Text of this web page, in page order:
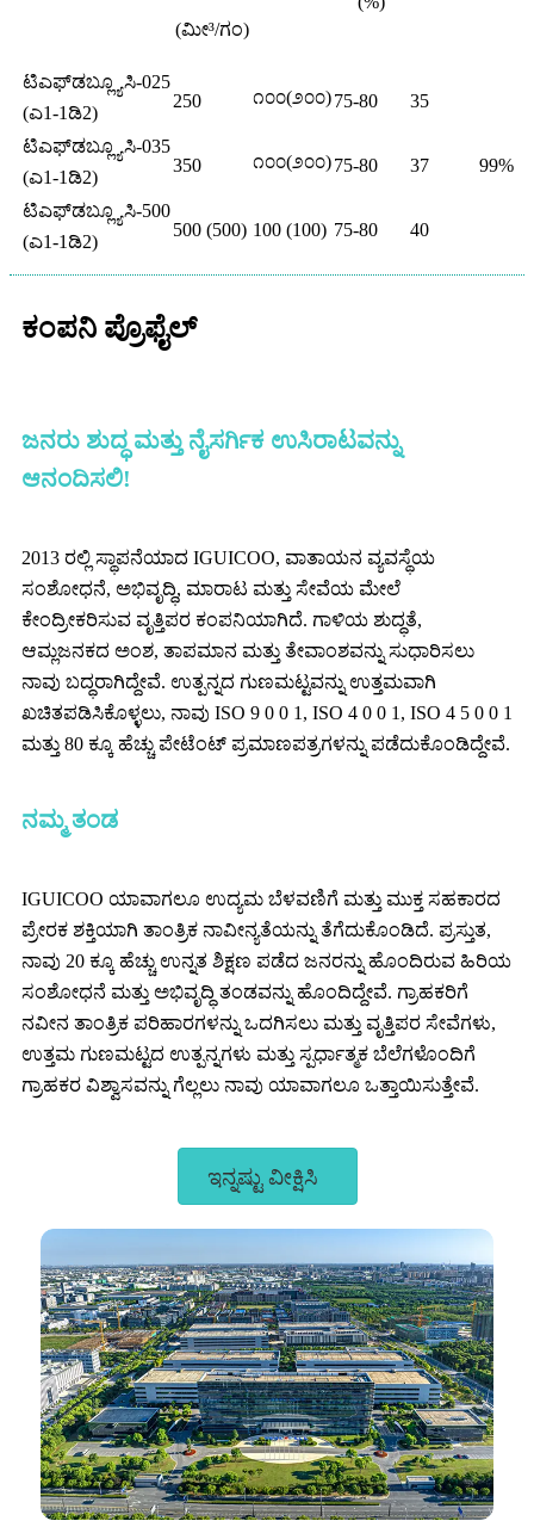
(ಮೀ³/ಗಂ)
ಟಿಎಫ್‌ಡಬ್ಲ್ಯೂಸಿ-025
(ಎ1-1ಡಿ2)
250 ೧೦೦(೨೦೦)75-80 35
99%
ಟಿಎಫ್‌ಡಬ್ಲ್ಯೂಸಿ-035
(ಎ1-1ಡಿ2)
350 ೧೦೦(೨೦೦)75-80 37
ಟಿಎಫ್‌ಡಬ್ಲ್ಯೂಸಿ-500
(ಎ1-1ಡಿ2)
500 (500) 100 (100) 75-80 40
ಕಂಪನಿ ಪ್ರೊಫೈಲ್
ಜನರು ಶುದ್ಧ ಮತ್ತು ನೈಸರ್ಗಿಕ ಉಸಿರಾಟವನ್ನು
ಆನಂದಿಸಲಿ!
2013 ರಲ್ಲಿ ಸ್ಥಾಪನೆಯಾದ IGUICOO, ವಾತಾಯನ ವ್ಯವಸ್ಥೆಯ
ಸಂಶೋಧನೆ, ಅಭಿವೃದ್ಧಿ, ಮಾರಾಟ ಮತ್ತು ಸೇವೆಯ ಮೇಲೆ
ಕೇಂದ್ರೀಕರಿಸುವ ವೃತ್ತಿಪರ ಕಂಪನಿಯಾಗಿದೆ. ಗಾಳಿಯ ಶುದ್ಧತೆ,
ಆಮ್ಲಜನಕದ ಅಂಶ, ತಾಪಮಾನ ಮತ್ತು ತೇವಾಂಶವನ್ನು ಸುಧಾರಿಸಲು
ನಾವು ಬದ್ಧರಾಗಿದ್ದೇವೆ. ಉತ್ಪನ್ನದ ಗುಣಮಟ್ಟವನ್ನು ಉತ್ತಮವಾಗಿ
ಖಚಿತಪಡಿಸಿಕೊಳ್ಳಲು, ನಾವು ISO 9 0 0 1, ISO 4 0 0 1, ISO 4 5 0 0 1
ಮತ್ತು 80 ಕ್ಕೂ ಹೆಚ್ಚು ಪೇಟೆಂಟ್ ಪ್ರಮಾಣಪತ್ರಗಳನ್ನು ಪಡೆದುಕೊಂಡಿದ್ದೇವೆ.
ನಮ್ಮ ತಂಡ
IGUICOO ಯಾವಾಗಲೂ ಉದ್ಯಮ ಬೆಳವಣಿಗೆ ಮತ್ತು ಮುಕ್ತ ಸಹಕಾರದ
ಪ್ರೇರಕ ಶಕ್ತಿಯಾಗಿ ತಾಂತ್ರಿಕ ನಾವೀನ್ಯತೆಯನ್ನು ತೆಗೆದುಕೊಂಡಿದೆ. ಪ್ರಸ್ತುತ,
ನಾವು 20 ಕ್ಕೂ ಹೆಚ್ಚು ಉನ್ನತ ಶಿಕ್ಷಣ ಪಡೆದ ಜನರನ್ನು ಹೊಂದಿರುವ ಹಿರಿಯ
ಸಂಶೋಧನೆ ಮತ್ತು ಅಭಿವೃದ್ಧಿ ತಂಡವನ್ನು ಹೊಂದಿದ್ದೇವೆ. ಗ್ರಾಹಕರಿಗೆ
ನವೀನ ತಾಂತ್ರಿಕ ಪರಿಹಾರಗಳನ್ನು ಒದಗಿಸಲು ಮತ್ತು ವೃತ್ತಿಪರ ಸೇವೆಗಳು,
ಉತ್ತಮ ಗುಣಮಟ್ಟದ ಉತ್ಪನ್ನಗಳು ಮತ್ತು ಸ್ಪರ್ಧಾತ್ಮಕ ಬೆಲೆಗಳೊಂದಿಗೆ
ಗ್ರಾಹಕರ ವಿಶ್ವಾಸವನ್ನು ಗೆಲ್ಲಲು ನಾವು ಯಾವಾಗಲೂ ಒತ್ತಾಯಿಸುತ್ತೇವೆ.
ಇನ್ನಷ್ಟು ವೀಕ್ಷಿಸಿ